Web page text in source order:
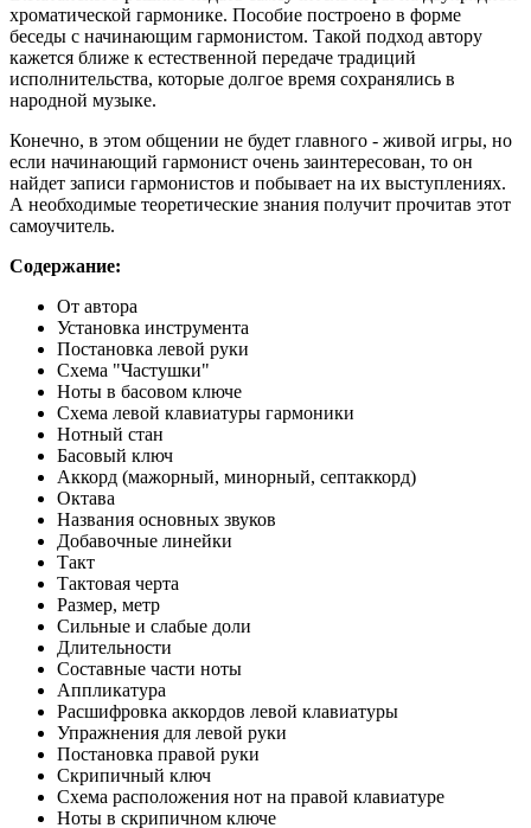
хроматической гармонике. Пособие построено в форме
беседы с начинающим гармонистом. Такой подход автору
кажется ближе к естественной передаче традиций
исполнительства, которые долгое время сохранялись в
народной музыке.
Конечно, в этом общении не будет главного - живой игры, но
если начинающий гармонист очень заинтересован, то он
найдет записи гармонистов и побывает на их выступлениях.
А необходимые теоретические знания получит прочитав этот
самоучитель.
Содержание:
От автора
Установка инструмента
Постановка левой руки
Схема "Частушки"
Ноты в басовом ключе
Схема левой клавиатуры гармоники
Нотный стан
Басовый ключ
Аккорд (мажорный, минорный, септаккорд)
Октава
Названия основных звуков
Добавочные линейки
Такт
Тактовая черта
Размер, метр
Сильные и слабые доли
Длительности
Составные части ноты
Аппликатура
Расшифровка аккордов левой клавиатуры
Упражнения для левой руки
Постановка правой руки
Скрипичный ключ
Схема расположения нот на правой клавиатуре
Ноты в скрипичном ключе